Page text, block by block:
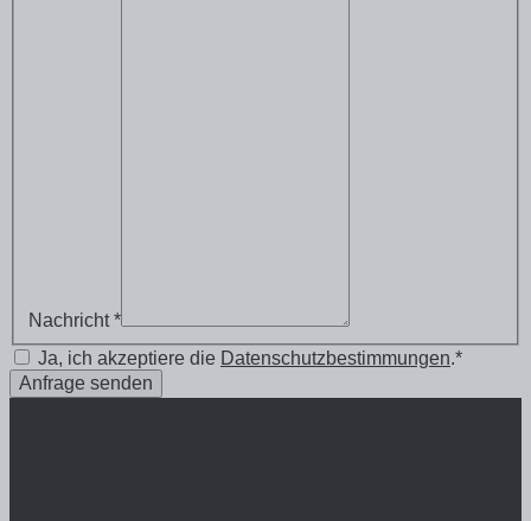
Nachricht *
Ja, ich akzeptiere die Datenschutzbestimmungen.*